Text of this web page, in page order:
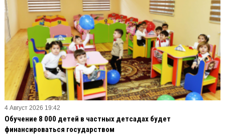
4 Август 2026 19:42
Обучение 8 000 детей в частных детсадах будет
финансироваться государством